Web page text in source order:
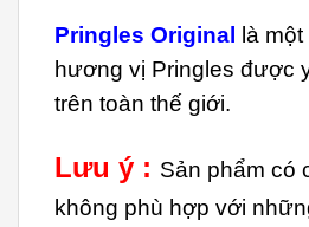
Pringles Original
là
hương vị Pringles được
trên toàn thế giới.
Lưu ý : Sản phẩm có
không phù hợp với